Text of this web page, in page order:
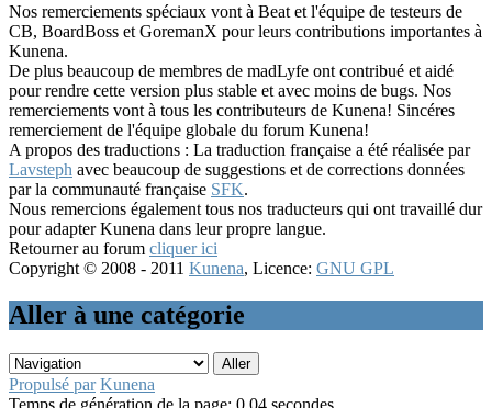
Nos remerciements spéciaux vont à Beat et l'équipe de testeurs de
CB, BoardBoss et GoremanX pour leurs contributions importantes à
Kunena.
De plus beaucoup de membres de madLyfe ont contribué et aidé
pour rendre cette version plus stable et avec moins de bugs. Nos
remerciements vont à tous les contributeurs de Kunena! Sincéres
remerciement de l'équipe globale du forum Kunena!
A propos des traductions : La traduction française a été réalisée par
Lavsteph avec beaucoup de suggestions et de corrections données
par la communauté française SFK.
Nous remercions également tous nos traducteurs qui ont travaillé dur
pour adapter Kunena dans leur propre langue.
Retourner au forum cliquer ici
Copyright © 2008 - 2011 Kunena, Licence: GNU GPL
Aller à une catégorie
Propulsé par Kunena
Temps de génération de la page: 0.04 secondes